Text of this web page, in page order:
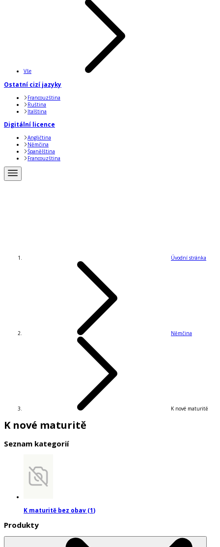
Vše
Ostatní cizí jazyky
Francouzština
Ruština
Italština
Digitální licence
Angličtina
Němčina
Španělština
Francouzština
Úvodní stránka
Němčina
K nové maturitě
K nové maturitě
Seznam kategorií
K maturitě bez obav (1)
Produkty